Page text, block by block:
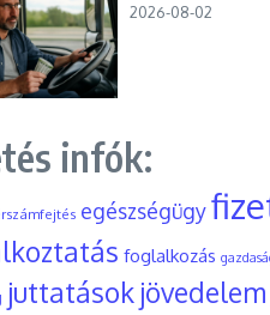
2026-08-02
infók:
egészségügy
foglalkozás
juttatások jövedelem